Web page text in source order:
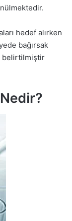
hedef alırken
bağırsak
belirtilmiştir